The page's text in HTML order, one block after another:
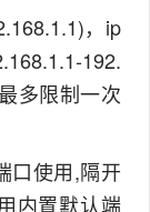
，ip
192.
多限制一次
口使用,隔开
内置默认端